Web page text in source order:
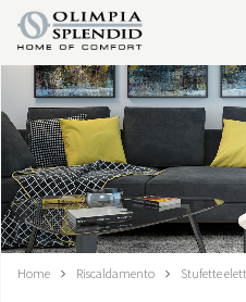
ITALIANO
HOME
CLIMATIZZAZIONE
RISCALDAMENTO
Home Riscaldamento Stufette